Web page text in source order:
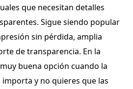
que necesitan detalles
Sigue siendo popular
sin pérdida, amplia
de transparencia. En la
buena opción cuando la
y no quieres que las